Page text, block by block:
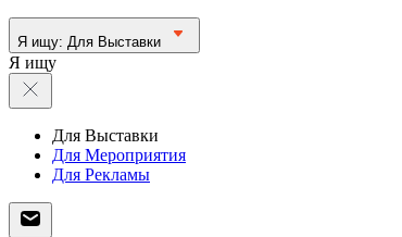
Я ищу: Для Выставки
Я ищу
Для Выставки
Для Мероприятия
Для Рекламы